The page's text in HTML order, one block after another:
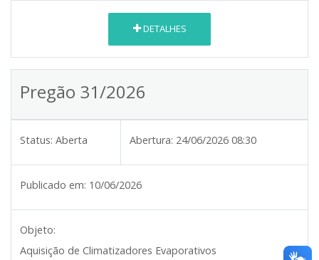
DETALHES
Pregão 31/2026
Status: Aberta Abertura: 24/06/2026 08:30
Publicado em: 10/06/2026
Objeto:
Aquisição de Climatizadores Evaporativos